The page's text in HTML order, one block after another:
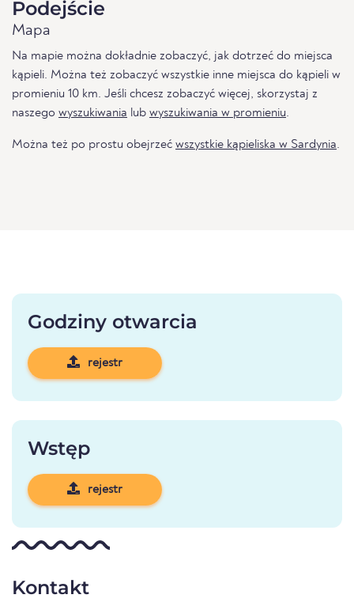
Podejście
Mapa
Na mapie można dokładnie zobaczyć, jak dotrzeć do miejsca
kąpieli. Można też zobaczyć wszystkie inne miejsca do kąpieli w
promieniu 10 km. Jeśli chcesz zobaczyć więcej, skorzystaj z
naszego wyszukiwania lub wyszukiwania w promieniu.
Można też po prostu obejrzeć wszystkie kąpieliska w Sardynia.
Godziny otwarcia
rejestr
Wstęp
rejestr
Kontakt